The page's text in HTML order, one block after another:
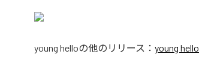
young helloの他のリリース： young hello